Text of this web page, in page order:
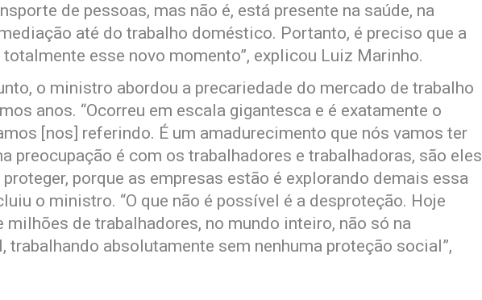
de pessoas, mas não é, está presente na saúde, na
até do trabalho doméstico. Portanto, é preciso que a
esse novo momento”, explicou Luiz Marinho.
o ministro abordou a precariedade do mercado de trabalho
anos. “Ocorreu em escala gigantesca e é exatamente o
[nos] referindo. É um amadurecimento que nós vamos ter
preocupação é com os trabalhadores e trabalhadoras, são eles
porque as empresas estão é explorando demais essa
o ministro. “O que não é possível é a desproteção. Hoje
milhões de trabalhadores, no mundo inteiro, não só na
trabalhando absolutamente sem nenhuma proteção social”,